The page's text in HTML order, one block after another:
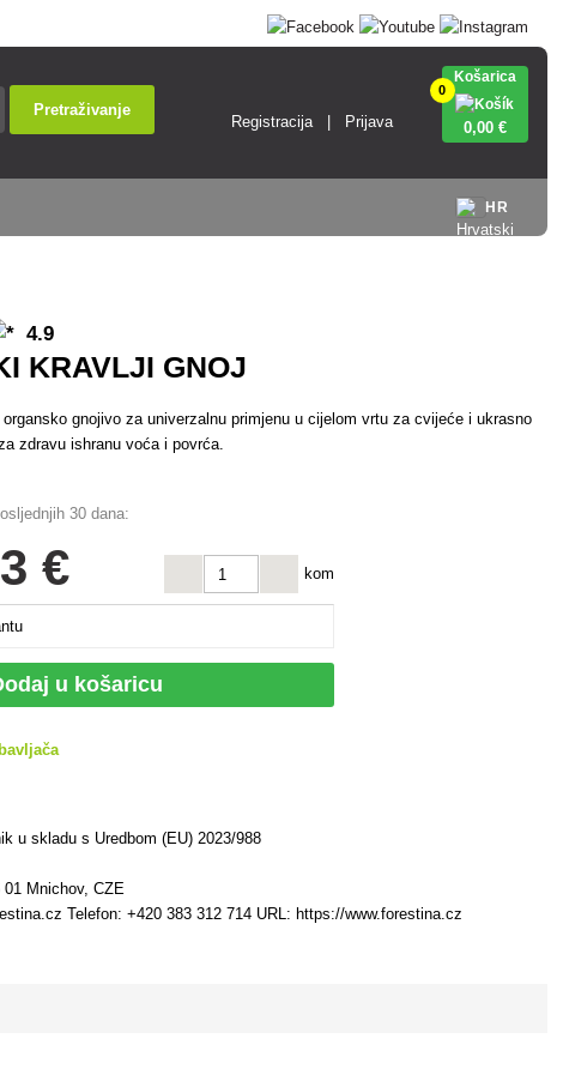
Pretraživanje
Registracija Prijava
0
Košarica
0,00 €
HR
4.9
KRAVLJI GNOJ
gnojivo za univerzalnu primjenu u cijelom vrtu za cvijeće i ukrasno
zdravu ishranu voća i povrća.
30 dana:
€ kom
u košaricu
u skladu s Uredbom (EU) 2023/988
01 Mnichov, CZE
Telefon: +420 383 312 714 URL: https://www.forestina.cz